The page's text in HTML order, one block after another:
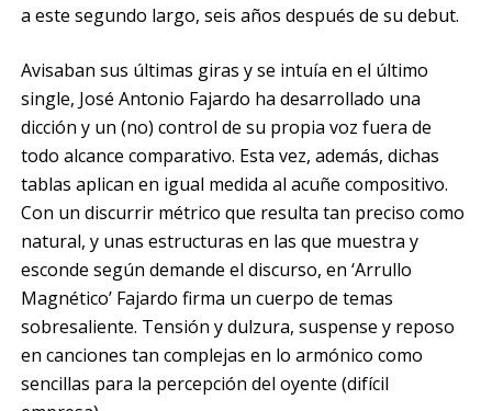
a este segundo largo, seis años después de su debut.
Avisaban sus últimas giras y se intuía en el último
single, José Antonio Fajardo ha desarrollado una
dicción y un (no) control de su propia voz fuera de
todo alcance comparativo. Esta vez, además, dichas
tablas aplican en igual medida al acuñe compositivo.
Con un discurrir métrico que resulta tan preciso como
natural, y unas estructuras en las que muestra y
esconde según demande el discurso, en ‘Arrullo
Magnético’ Fajardo firma un cuerpo de temas
sobresaliente. Tensión y dulzura, suspense y reposo
en canciones tan complejas en lo armónico como
sencillas para la percepción del oyente (difícil